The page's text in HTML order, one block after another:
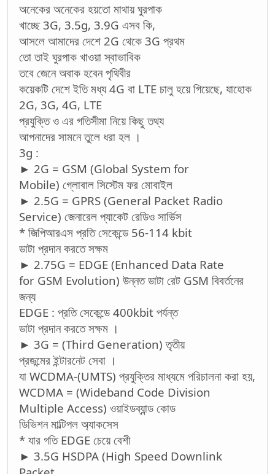
অনেকের অনেকের হয়তো মাথায় ঘুরপাক
খাচ্ছে 3G, 3.5g, 3.9G এসব কি,
আসলে আমাদের দেশে 2G থেকে 3G প্রথম
তো তাই ঘুরপাক খাওয়া স্বাভাবিক
তবে জেনে অবাক হবেন পৃথিবীর
কয়েকটি দেশে ইতি মধ্য 4G বা LTE চালু হয়ে গিয়েছে, যাহোক
2G, 3G, 4G, LTE
প্রযুক্তি ও এর গতিসীমা নিয়ে কিছু তথ্য
আপনাদের সামনে তুলে ধরা হল ।
3g :
► 2G = GSM (Global System for
Mobile) গ্লোবাল সিস্টেম ফর মোবাইল
► 2.5G = GPRS (General Packet Radio
Service) জেনারেল প্যাকেট রেডিও সার্ভিস
* জিপিআরএস প্রতি সেকেন্ডে 56-114 kbit
ডাটা প্রদান করতে সক্ষম
► 2.75G = EDGE (Enhanced Data Rate
for GSM Evolution) উন্নত ডাটা রেট GSM বিবর্তনের
জন্য
EDGE : প্রতি সেকেন্ডে 400kbit পর্যন্ত
ডাটা প্রদান করতে সক্ষম ।
► 3G = (Third Generation) তৃতীয়
প্রজন্মের ইন্টারনেট সেবা ।
যা WCDMA-(UMTS) প্রযুক্তির মাধ্যমে পরিচালনা করা হয়,
WCDMA = (Wideband Code Division
Multiple Access) ওয়াইডব্যান্ড কোড
ডিভিশন মাল্টিপল অ্যাকসেস
* যার গতি EDGE চেয়ে বেশী
► 3.5G HSDPA (High Speed Downlink